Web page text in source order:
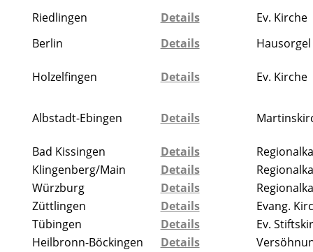
Riedlingen Details
Ev. Kirche
Berlin
Details Hausorgel
Holzelfingen Details Ev. Kirche
Albstadt-Ebingen Details
Bad Kissingen Details
Klingenberg/Main
Details
Würzburg
Details
Züttlingen
Details
Evang.
Tübingen
Details
Ev.
Heilbronn-Böckingen
Details